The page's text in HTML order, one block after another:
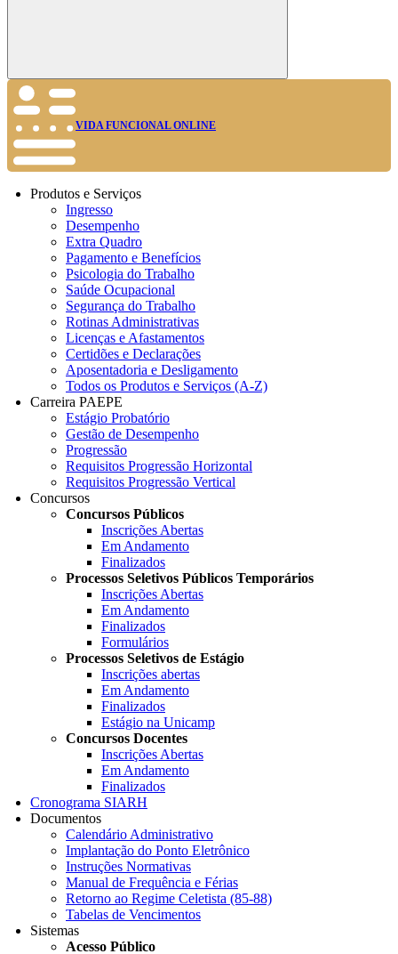
Buscar
VIDA FUNCIONAL ONLINE
Produtos e Serviços
Ingresso
Desempenho
Extra Quadro
Pagamento e Benefícios
Psicologia do Trabalho
Saúde Ocupacional
Segurança do Trabalho
Rotinas Administrativas
Licenças e Afastamentos
Certidões e Declarações
Aposentadoria e Desligamento
Todos os Produtos e Serviços (A-Z)
Carreira PAEPE
Estágio Probatório
Gestão de Desempenho
Progressão
Requisitos Progressão Horizontal
Requisitos Progressão Vertical
Concursos
Concursos Públicos
Inscrições Abertas
Em Andamento
Finalizados
Processos Seletivos Públicos Temporários
Inscrições Abertas
Em Andamento
Finalizados
Formulários
Processos Seletivos de Estágio
Inscrições abertas
Em Andamento
Finalizados
Estágio na Unicamp
Concursos Docentes
Inscrições Abertas
Em Andamento
Finalizados
Cronograma SIARH
Documentos
Calendário Administrativo
Implantação do Ponto Eletrônico
Instruções Normativas
Manual de Frequência e Férias
Retorno ao Regime Celetista (85-88)
Tabelas de Vencimentos
Sistemas
Acesso Público